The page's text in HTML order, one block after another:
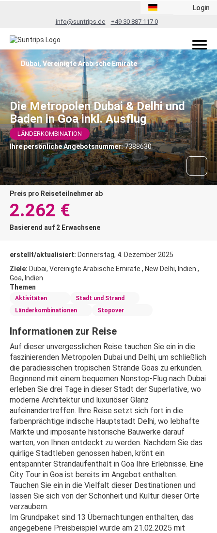
info@suntrips.de +49 30 887 117 0
Login
Die Metropolen Dubai & Delhi und
Baden in Goa inkl. Ausflug
LÄNDERKOMBINATION
Ihre persönliche Angebotsnummer:7388630
Dubai, Vereinigte Arabische Emirate
Preis pro Reiseteilnehmer ab
2.262 €
Basierend auf 2 Erwachsene
erstellt/aktualisiert: Donnerstag, 4. Dezember 2025
Ziele: Dubai, Vereinigte Arabische Emirate , New Delhi, Indien ,
Goa, Indien
Themen
Aktivitäten
Stadt und Strand
Länderkombinationen
Stopover
Informationen zur Reise
Auf dieser unvergesslichen Reise tauchen Sie ein in die
faszinierenden Metropolen Dubai und Delhi, um schließlich
die paradiesischen tropischen Strände Goas zu erkunden.
Beginnend mit einem bequemen Nonstop-Flug nach Dubai
erleben Sie drei Tage in dieser Stadt der Superlative, wo
moderne Architektur und luxuriöser Glanz
aufeinandertreffen. Ihre Reise setzt sich fort in die
farbenprächtige indische Hauptstadt Delhi, wo lebhafte
Märkte und imposante historische Bauwerke darauf
warten, von Ihnen entdeckt zu werden. Nachdem Sie das
quirlige Stadtleben genossen haben, krönt ein
entspannter Strandaufenthalt in Goa Ihre Erlebnisse. Eine
City Tour in Goa ist bereits im Angebot enthalten.
Tauchen Sie ein in die Vielfalt dieser Destinationen und
lassen Sie sich von der Schönheit und Kultur dieser Orte
verzaubern.
Im Grundpaket sind 13 Übernachtungen enthalten, das
angegebene Preisbeispiel wurde am 21.02.2025 mit